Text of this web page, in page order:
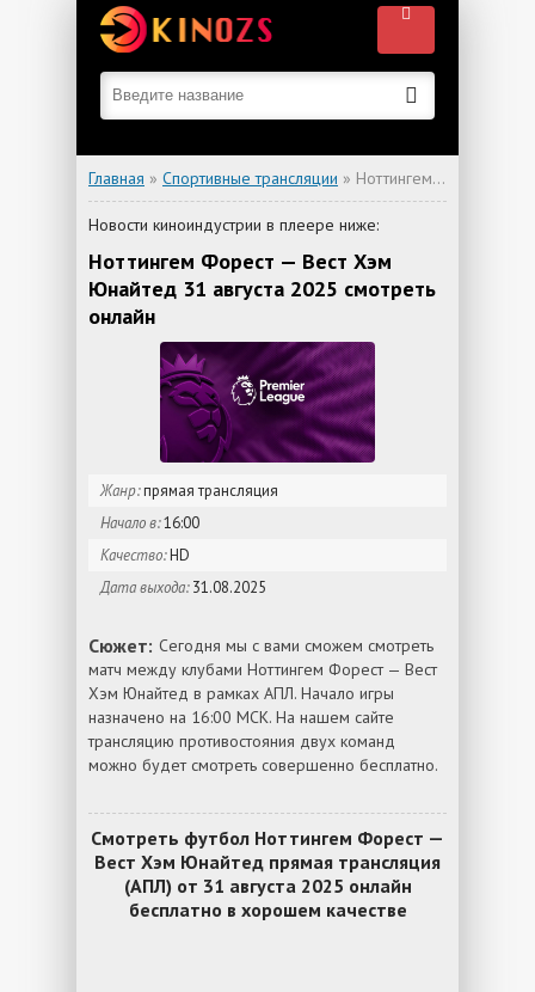
Главная » Спортивные трансляции » Ноттингем Форест — Вест Хэм Юнайтед
Новости киноиндустрии в плеере ниже:
Ноттингем Форест — Вест Хэм
Юнайтед 31 августа 2025 смотреть
онлайн
Жанр:прямая трансляция
Начало в:16:00
Качество:HD
Дата выхода:31.08.2025
Сюжет: Сегодня мы с вами сможем смотреть
матч между клубами Ноттингем Форест — Вест
Хэм Юнайтед в рамках АПЛ. Начало игры
назначено на 16:00 МСК. На нашем сайте
трансляцию противостояния двух команд
можно будет смотреть совершенно бесплатно.
Смотреть футбол Ноттингем Форест —
Вест Хэм Юнайтед прямая трансляция
(АПЛ) от 31 августа 2025 онлайн
бесплатно в хорошем качестве